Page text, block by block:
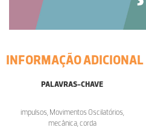
INFORMAÇÃO ADICIONAL
PALAVRAS-CHAVE
impulsos, Movimentos Oscilatórios,
mecânica, corda